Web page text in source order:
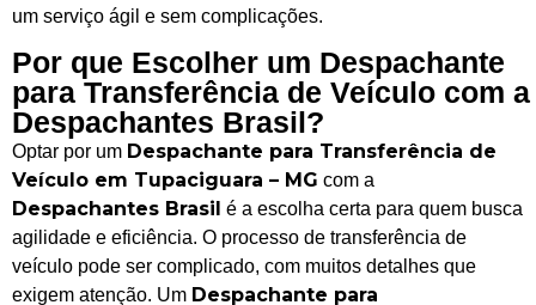
um serviço ágil e sem complicações.
Por que Escolher um Despachante
para Transferência de Veículo com a
Despachantes Brasil?
Optar por um Despachante para Transferência de
Veículo em Tupaciguara – MG com a
Despachantes Brasil é a escolha certa para quem busca
agilidade e eficiência. O processo de transferência de
veículo pode ser complicado, com muitos detalhes que
exigem atenção. Um Despachante para